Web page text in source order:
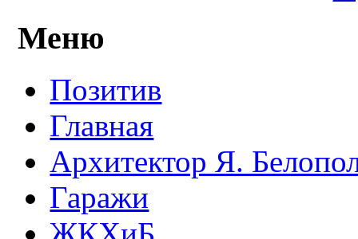
Меню
Позитив
Главная
Архитектор Я.
Гаражи